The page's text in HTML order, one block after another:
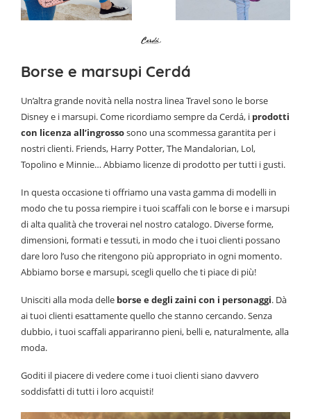
Borse e marsupi Cerdá
Un’altra grande novità nella nostra linea Travel sono le borse
Disney e i marsupi. Come ricordiamo sempre da Cerdá, i prodotti
con licenza all’ingrossosono una scommessa garantita per i
nostri clienti. Friends, Harry Potter, The Mandalorian, Lol,
Topolino e Minnie… Abbiamo licenze di prodotto per tutti i gusti.
In questa occasione ti offriamo una vasta gamma di modelli in
modo che tu possa riempire i tuoi scaffali con le borse e i marsupi
di alta qualità che troverai nel nostro catalogo. Diverse forme,
dimensioni, formati e tessuti, in modo che i tuoi clienti possano
dare loro l’uso che ritengono più appropriato in ogni momento.
Abbiamo borse e marsupi, scegli quello che ti piace di più!
Unisciti alla moda delle borse e degli zaini con i personaggi. Dà
ai tuoi clienti esattamente quello che stanno cercando. Senza
dubbio, i tuoi scaffali appariranno pieni, belli e, naturalmente, alla
moda.
Goditi il piacere di vedere come i tuoi clienti siano davvero
soddisfatti di tutti i loro acquisti!